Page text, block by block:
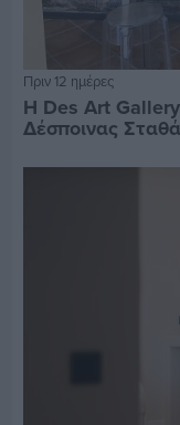
Πριν 12 ημέρες
Η Des Art
Δέσποινας